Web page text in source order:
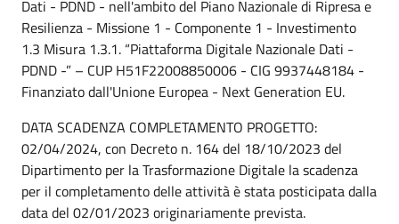
Dati - PDND - nell'ambito del Piano Nazionale di Ripresa e
Resilienza - Missione 1 - Componente 1 - Investimento
1.3 Misura 1.3.1. “Piattaforma Digitale Nazionale Dati -
PDND -” – CUP H51F22008850006 - CIG 9937448184 -
Finanziato dall'Unione Europea - Next Generation EU.
DATA SCADENZA COMPLETAMENTO PROGETTO:
02/04/2024, con Decreto n. 164 del 18/10/2023 del
Dipartimento per la Trasformazione Digitale la scadenza
per il completamento delle attività è stata posticipata dalla
data del 02/01/2023 originariamente prevista.